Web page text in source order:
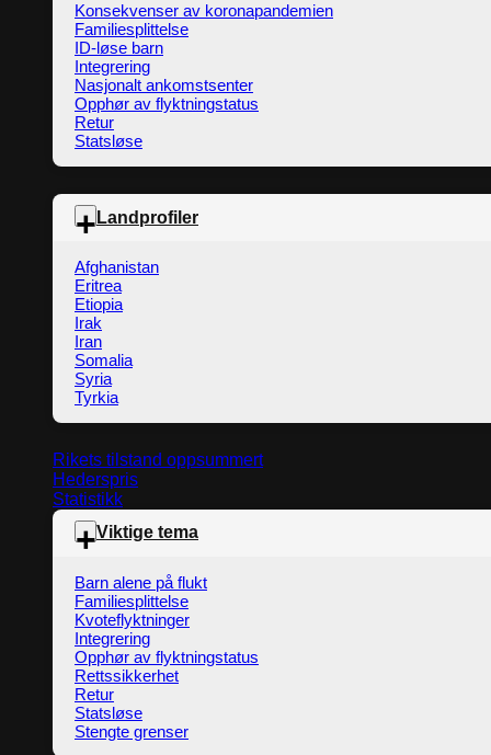
Konsekvenser av koronapandemien
Familiesplittelse
ID-løse barn
Integrering
Nasjonalt ankomstsenter
Opphør av flyktningstatus
Retur
Statsløse
Landprofiler
Afghanistan
Eritrea
Etiopia
Irak
Iran
Somalia
Syria
Tyrkia
Rikets tilstand oppsummert
Hederspris
Statistikk
Viktige tema
Barn alene på flukt
Familiesplittelse
Kvoteflyktninger
Integrering
Opphør av flyktningstatus
Rettssikkerhet
Retur
Statsløse
Stengte grenser